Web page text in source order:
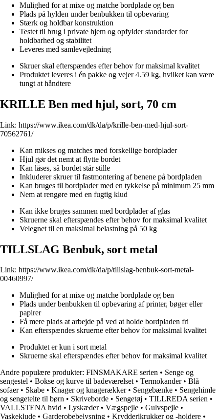
Mulighed for at mixe og matche bordplade og ben
Plads på hylden under benbukken til opbevaring
Stærk og holdbar konstruktion
Testet til brug i private hjem og opfylder standarder for
holdbarhed og stabilitet
Leveres med samlevejledning
Skruer skal efterspændes efter behov for maksimal kvalitet
Produktet leveres i én pakke og vejer 4.59 kg, hvilket kan være
tungt at håndtere
KRILLE Ben med hjul, sort, 70 cm
Link: https://www.ikea.com/dk/da/p/krille-ben-med-hjul-sort-
70562761/
Kan mikses og matches med forskellige bordplader
Hjul gør det nemt at flytte bordet
Kan låses, så bordet står stille
Inkluderer skruer til fastmontering af benene på bordpladen
Kan bruges til bordplader med en tykkelse på minimum 25 mm
Nem at rengøre med en fugtig klud
Kan ikke bruges sammen med bordplader af glas
Skruerne skal efterspændes efter behov for maksimal kvalitet
Velegnet til en maksimal belastning på 50 kg
TILLSLAG Benbuk, sort metal
Link: https://www.ikea.com/dk/da/p/tillslag-benbuk-sort-metal-
00460997/
Mulighed for at mixe og matche bordplade og ben
Plads under benbukken til opbevaring af printer, bøger eller
papirer
Få mere plads at arbejde på ved at holde bordpladen fri
Kan efterspændes skruerne efter behov for maksimal kvalitet
Produktet er kun i sort metal
Skruerne skal efterspændes efter behov for maksimal kvalitet
Andre populære produkter: FINSMAKARE serien • Senge og
sengestel • Bokse og kurve til badeværelset• Termokander• Blå
sofaer• Skabe • Knager og knagerækker• Sengebænke • Sengehimle
og sengetelte til børn • Skriveborde • Sengetøj • TILLREDA serien •
VALLSTENA hvid • Lyskæder• Vægspejle • Gulvspejle •
Vaskeklude • Garderobebelysning • Krydderikrukker og -holdere •